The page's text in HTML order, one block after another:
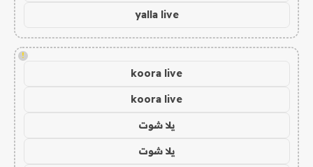
yalla live
!
koora live
koora live
يلا شوت
يلا شوت